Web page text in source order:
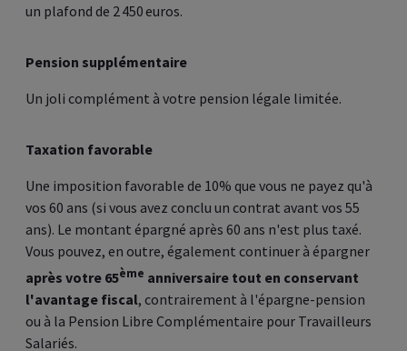
un plafond de 2 450 euros.
Pension supplémentaire
Un joli complément à votre pension légale limitée.
Taxation favorable
Une imposition favorable de 10% que vous ne payez qu'à
vos 60 ans (si vous avez conclu un contrat avant vos 55
ans). Le montant épargné après 60 ans n'est plus taxé.
Vous pouvez, en outre, également continuer à épargner
après votre 65ème anniversaire tout en conservant
l'avantage fiscal, contrairement à l'épargne-pension
ou à la Pension Libre Complémentaire pour Travailleurs
Salariés.